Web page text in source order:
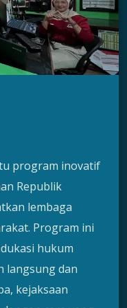
program inovatif
Republik
lembaga
Program ini
hukum
langsung dan
kejaksaan